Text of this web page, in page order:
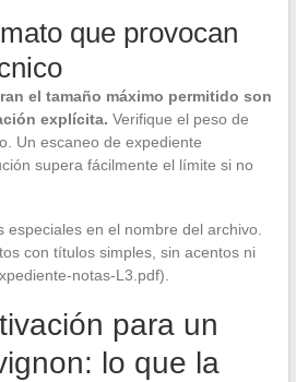
que provocan
el tamaño máximo permitido son
explícita. Verifique el peso de
Un escaneo de expediente
supera fácilmente el límite si no
en el nombre del archivo.
con títulos simples, sin acentos ni
notas-L3.pdf).
para un
lo que la